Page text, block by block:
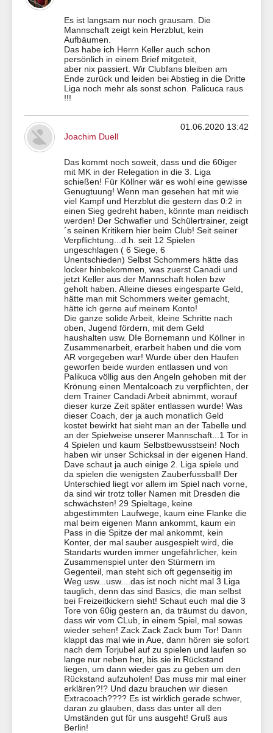
Es ist langsam nur noch grausam. Die
Mannschaft zeigt kein Herzblut, kein
Aufbäumen.
Das habe ich Herrn Keller auch schon
persönlich in einem Brief mitgeteit,
aber nix passiert. Wir Clubfans bleiben am
Ende zurück und leiden bei Abstieg in die Dritte
Liga noch mehr als sonst schon. Palicuca raus
!!!
01.06.2020 13:42
Joachim Duell
Das kommt noch soweit, dass und die 60iger
mit MK in der Relegation in die 3. Liga
schießen! Für Köllner wär es wohl eine gewisse
Genugtuung! Wenn man gesehen hat mit wie
viel Kampf und Herzblut die gestern das 0:2 in
einen Sieg gedreht haben, könnte man neidisch
werden! Der Schwafler und Schülertrainer, zeigt
´s seinen Kritikern hier beim Club! Seit seiner
Verpflichtung...d.h. seit 12 Spielen
ungeschlagen ( 6 Siege, 6
Unentschieden) Selbst Schommers hätte das
locker hinbekommen, was zuerst Canadi und
jetzt Keller aus der Mannschaft holen bzw
geholt haben. Alleine dieses eingesparte Geld,
hätte man mit Schommers weiter gemacht,
hätte ich gerne auf meinem Konto!
Die ganze solide Arbeit, kleine Schritte nach
oben, Jugend fördern, mit dem Geld
haushalten usw. DIe Bornemann und Köllner in
Zusammenarbeit, erarbeit haben und die vom
AR vorgegeben war! Wurde über den Haufen
geworfen beide wurden entlassen und von
Palikuca völlig aus den Angeln gehoben mit der
Krönung einen Mentalcoach zu verpflichten, der
dem Trainer Candadi Arbeit abnimmt, worauf
dieser kurze Zeit später entlassen wurde! Was
dieser Coach, der ja auch monatlich Geld
kostet bewirkt hat sieht man an der Tabelle und
an der Spielweise unserer Mannschaft...1 Tor in
4 Spielen und kaum Selbstbewusstsein! Noch
haben wir unser Schicksal in der eigenen Hand.
Dave schaut ja auch einige 2. Liga spiele und
da spielen die wenigsten Zauberfussball! Der
Unterschied liegt vor allem im Spiel nach vorne,
da sind wir trotz toller Namen mit Dresden die
schwächsten! 29 Spieltage, keine
abgestimmten Laufwege, kaum eine Flanke die
mal beim eigenen Mann ankommt, kaum ein
Pass in die Spitze der mal ankommt, kein
Konter, der mal sauber ausgespielt wird, die
Standarts wurden immer ungefährlicher, kein
Zusammenspiel unter den Stürmern im
Gegenteil, man steht sich oft gegenseitig im
Weg usw...usw....das ist noch nicht mal 3 Liga
tauglich, denn das sind Basics, die man selbst
bei Freizeitkickern sieht! Schaut euch mal die 3
Tore von 60ig gestern an, da träumst du davon,
dass wir vom CLub, in einem Spiel, mal sowas
wieder sehen! Zack Zack Zack bum Tor! Dann
klappt das mal wie in Aue, dann hören sie sofort
nach dem Torjubel auf zu spielen und laufen so
lange nur neben her, bis sie in Rückstand
liegen, um dann wieder gas zu geben um den
Rückstand aufzuholen! Das muss mir mal einer
erklären?!? Und dazu brauchen wir diesen
Extracoach???? Es ist wirklich gerade schwer,
daran zu glauben, dass das unter all den
Umständen gut für uns ausgeht! Gruß aus
Berlin!